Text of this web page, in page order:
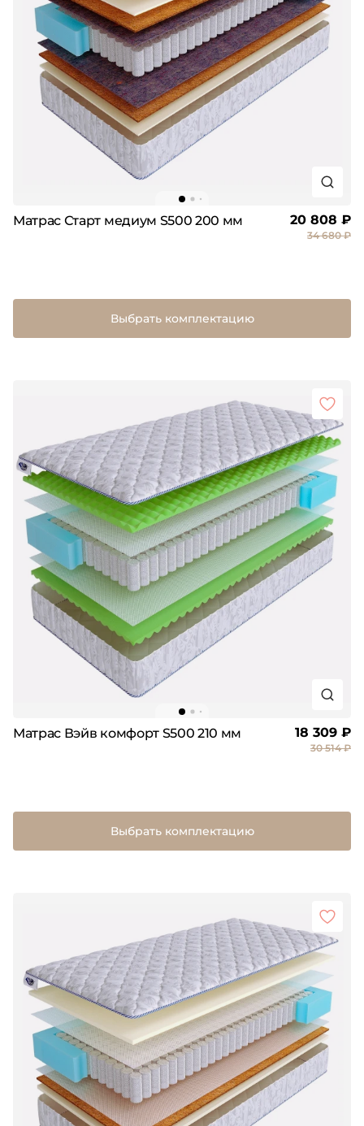
Матрас Старт медиум S500 200 мм 20 808 ₽
34 680 ₽
Выбрать комплектацию
Матрас Вэйв комфорт S500 210 мм 18 309 ₽
30 514 ₽
Выбрать комплектацию